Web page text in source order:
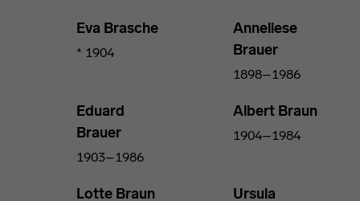
Eva Brasche
* 1904
Anneliese
Brauer
1898–1986
Eduard
Brauer
1903–1986
Albert Braun
1904–1984
Lotte Braun
Ursula